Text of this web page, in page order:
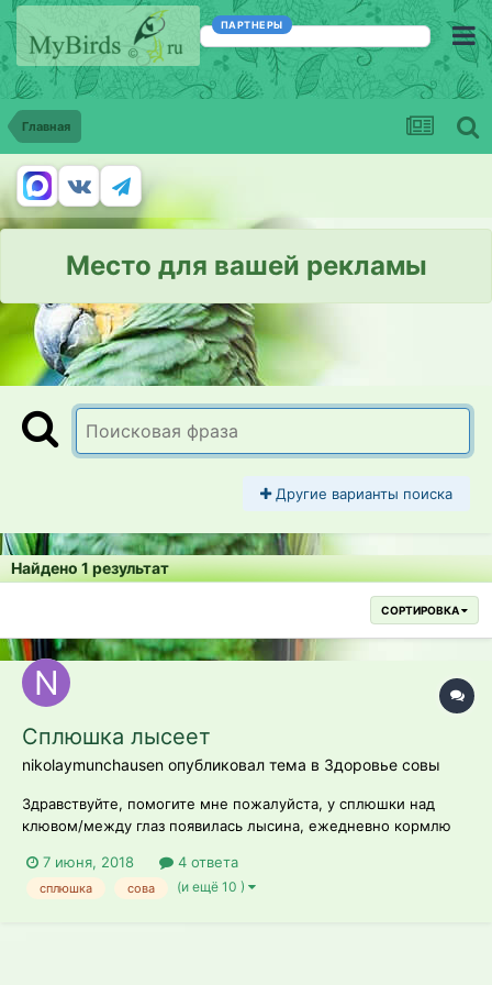
ПАРТНЕРЫ
Главная
Место для вашей рекламы
Другие варианты поиска
Найдено 1 результат
СОРТИРОВКА
Сплюшка лысеет
nikolaymunchausen опубликовал тема в Здоровье совы
Здравствуйте, помогите мне пожалуйста, у сплюшки над
клювом/между глаз появилась лысина, ежедневно кормлю
раз в две недели умершими хомячатами (хомячиха после
родов некоторых убивает, вот альтернатива еды для
7 июня, 2018 4 ответа
сплюшка сова (и ещё 10 )